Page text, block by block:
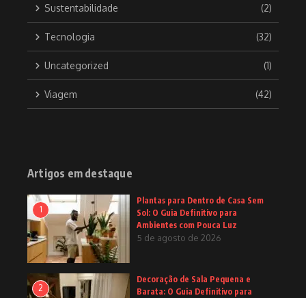
Sustentabilidade (2)
Tecnologia (32)
Uncategorized (1)
Viagem (42)
Artigos em destaque
1
Plantas para Dentro de Casa Sem
Sol: O Guia Definitivo para
Ambientes com Pouca Luz
5 de agosto de 2026
2
Decoração de Sala Pequena e
Barata: O Guia Definitivo para